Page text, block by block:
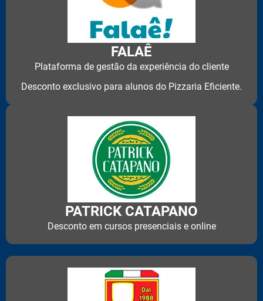
FALAÊ
Plataforma de gestão da experiência do cliente
Desconto exclusivo para alunos do Pizzaria Eficiente.
PATRICK CATAPANO
Desconto em cursos presenciais e online